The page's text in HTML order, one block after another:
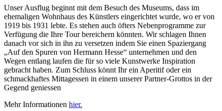
Unser Ausflug beginnt mit dem Besuch des Museums, dass im
ehemaligen Wohnhaus des Künstlers eingerichtet wurde, wo er von
1919 bis 1931 lebte. Es stehen auch öfters Nebenprogramme zur
Verfügung die Ihre Tour bereichern könnten. Wir schlagen Ihnen
danach vor sich in ihn zu versetzen indem Sie einen Spaziergang
„Auf den Spuren von Hermann Hesse“ unternehmen und den
Wegen entlang laufen die für so viele Kunstwerke Inspiration
gebracht haben. Zum Schluss könnt Ihr ein Aperitif oder ein
schmackhaftes Mittagessen in einem unserer Partner-Grottos in der
Gegend geniessen
Mehr Informationen hier.